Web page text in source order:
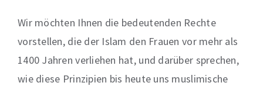
Wir möchten Ihnen die bedeutenden Rechte
vorstellen, die der Islam den Frauen vor mehr als
1400 Jahren verliehen hat, und darüber sprechen,
wie diese Prinzipien bis heute uns muslimische